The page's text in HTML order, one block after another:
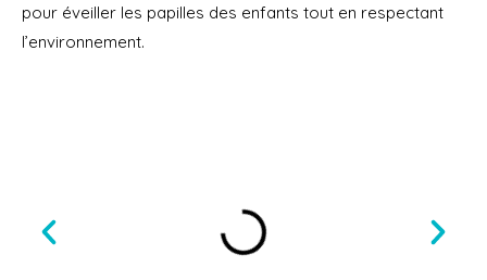
pour éveiller les papilles des enfants tout en respectant
l’environnement.